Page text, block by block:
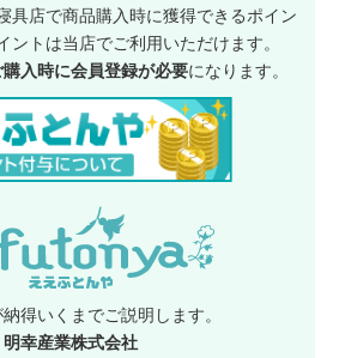
具店で商品購入時に獲得できるポイン
ントは当店でご利用いただけます。
購入時に会員登録が必要になります。
得いくまでご説明します。
明幸産業株式会社